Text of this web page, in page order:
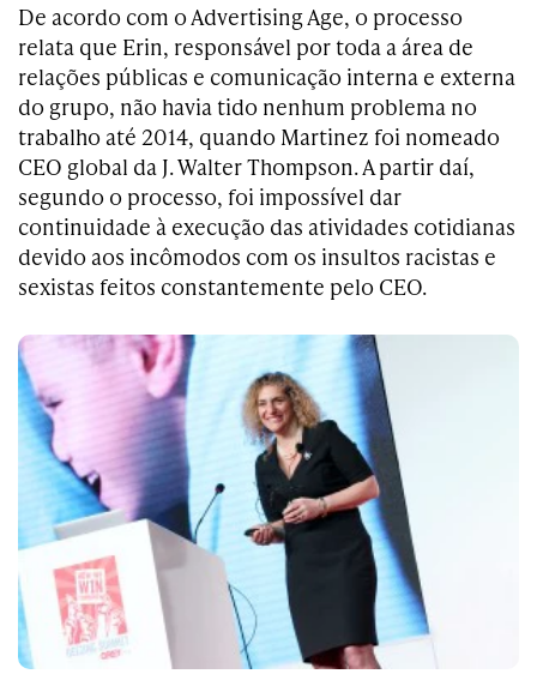
De acordo com o Advertising Age, o processo
relata que Erin, responsável por toda a área de
relações públicas e comunicação interna e externa
do grupo, não havia tido nenhum problema no
trabalho até 2014, quando Martinez foi nomeado
CEO global da J. Walter Thompson. A partir daí,
segundo o processo, foi impossível dar
continuidade à execução das atividades cotidianas
devido aos incômodos com os insultos racistas e
sexistas feitos constantemente pelo CEO.